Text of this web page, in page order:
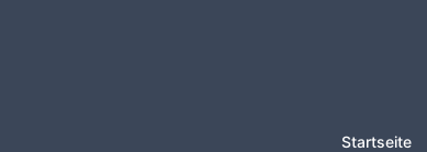
Startseite